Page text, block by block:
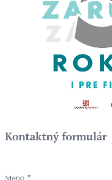
Kontaktný formulár
Meno